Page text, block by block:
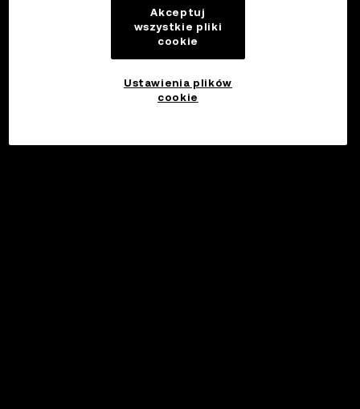
Akceptuj
wszystkie pliki
cookie
Ustawienia plików
cookie